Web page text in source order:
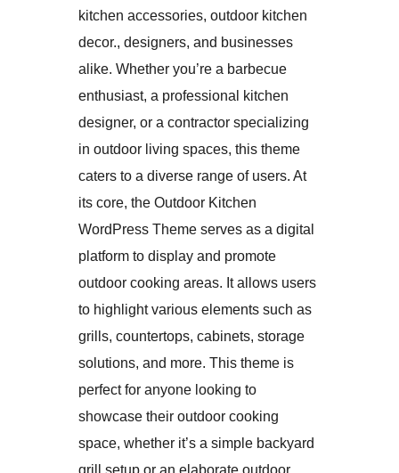
kitchen accessories, outdoor kitchen
decor., designers, and businesses
alike. Whether you’re a barbecue
enthusiast, a professional kitchen
designer, or a contractor specializing
in outdoor living spaces, this theme
caters to a diverse range of users. At
its core, the Outdoor Kitchen
WordPress Theme serves as a digital
platform to display and promote
outdoor cooking areas. It allows users
to highlight various elements such as
grills, countertops, cabinets, storage
solutions, and more. This theme is
perfect for anyone looking to
showcase their outdoor cooking
space, whether it’s a simple backyard
grill setup or an elaborate outdoor